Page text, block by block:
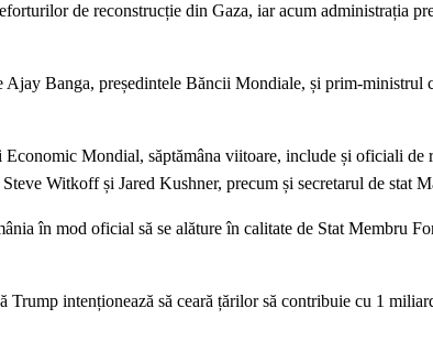
de reconstrucție din Gaza, iar acum administrația
Banga, președintele Băncii Mondiale, și prim-ministrul
Mondial, săptămâna viitoare, include și oficiali de
Witkoff și Jared Kushner, precum și secretarul de stat
în mod oficial să se alăture în calitate de Stat Membru
intenționează să ceară țărilor să contribuie cu 1